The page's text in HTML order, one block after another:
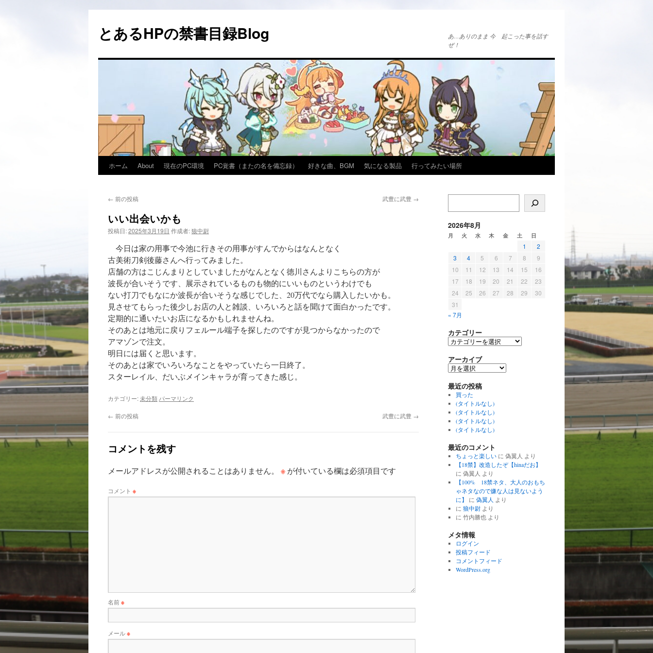
テ
ン
へ
とあるHPの禁書目録Blog
あ…ありのまま 今 起こった事を話す
ぜ！
ホーム About 現在のPC環境 PC覚書（またの名を備忘録） 好きな曲、BGM 気になる製品 行ってみたい場所
← 前の投稿 武豊に武豊 →
いい出会いかも
投稿日:2025年3月19日 作成者:狼中尉
今日は家の用事で今池に行きその用事がすんでからはなんとなく
古美術刀剣後藤さんへ行ってみました。
店舗の方はこじんまりとしていましたがなんとなく徳川さんよりこちらの方が
波長が合いそうです、展示されているものも物的にいいものというわけでも
ない打刀でもなにか波長が合いそうな感じでした、20万代でなら購入したいかも。
見させてもらった後少しお店の人と雑談、いろいろと話を聞けて面白かったです。
定期的に通いたいお店になるかもしれませんね。
そのあとは地元に戻りフェルール端子を探したのですが見つからなかったので
アマゾンで注文。
明日には届くと思います。
そのあとは家でいろいろなことをやっていたら一日終了。
スターレイル、だいぶメインキャラが育ってきた感じ。
カテゴリー:未分類 パーマリンク
← 前の投稿 武豊に武豊 →
コメントを残す
メールアドレスが公開されることはありません。 ※ が付いている欄は必須項目です
コメント ※
名前※
メール※
2026年8月
月 火 水 木 金 土 日
1
2
3
4 5 6 7 8
9
10
11 12 13 14 15
16
17
18 19 20 21 22
23
24
25 26 27 28 29
30
31
« 7月
カテゴリー
カ
ゴ
リ
アーカイブ
ア
カ
イ
ブ
最近の投稿
買った
(タイトルなし)
(タイトルなし)
(タイトルなし)
(タイトルなし)
最近のコメント
ちょっと楽しいに 偽翼人 より
【18禁】改造したぞ【hinaだお】
に 偽翼人 より
【100% 18禁ネタ、大人のおもち
ゃネタなので嫌な人は見ないよう
に】
に 偽翼人 より
に 狼中尉より
に 竹内勝也より
メタ情報
ログイン
投稿フィード
コメントフィード
WordPress.org